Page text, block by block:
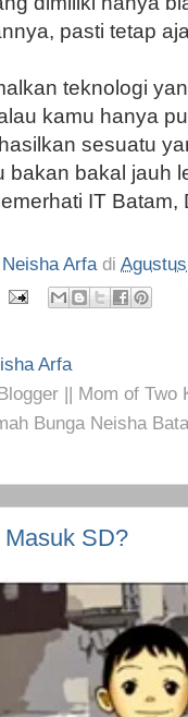
pasti tetap
teknologi
kamu hanya
sesuatu
bakan bakal jauh
IT Batam,
Arfa di
Arfa
|| Mom of Two
Bunga Neisha
SD?